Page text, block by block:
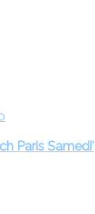
Paris Samedi'